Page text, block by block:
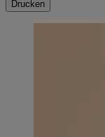
Drucken